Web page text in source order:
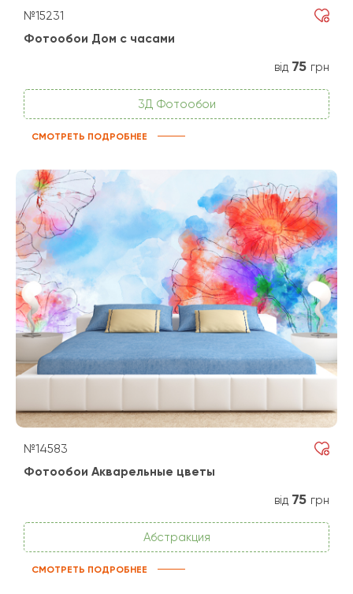
№15231
Фотообои Дом с часами
від 75 грн
3Д Фотообои
СМОТРЕТЬ ПОДРОБНЕЕ
№14583
Фотообои Акварельные цветы
від 75 грн
Абстракция
СМОТРЕТЬ ПОДРОБНЕЕ